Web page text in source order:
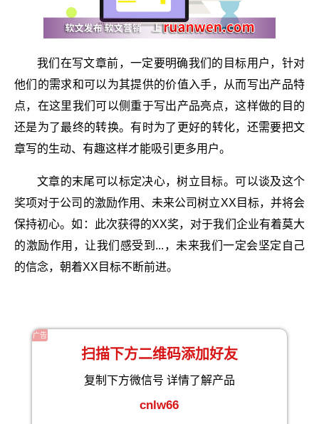
我们在写文章前，一定要明确我们的目标用户，针对
他们的需求和可以为其提供的价值入手，从而写出产品特
点，在这里我们可以侧重于写出产品亮点，这样做的目的
还是为了最终的转换。有时为了更好的转化，还需要把文
章写的生动、有趣这样才能吸引更多用户。
文章的末尾可以标定决心，树立目标。可以谈及这个
奖项对于公司的激励作用、未来公司树立XX目标，并将会
保持初心。如：此次获得的XX奖，对于我们企业有着莫大
的激励作用，让我们感受到...，未来我们一定会坚定自己
的信念，朝着XX目标不断前进。
广告
扫描下方二维码添加好友
复制下方微信号 详情了解产品
cnlw66